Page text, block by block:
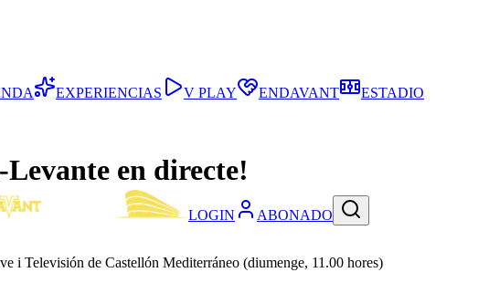
LOGIN ABONADO
EXPERIENCIAS V PLAY ENDAVANT ESTADIO
en directe!
i Televisión de Castellón Mediterráneo (diumenge, 11.00 hores)